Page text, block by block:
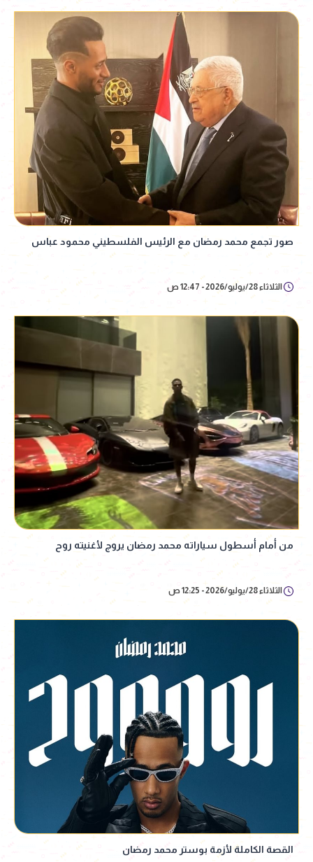
صور تجمع محمد رمضان مع الرئيس الفلسطيني محمود عباس
الثلاثاء 28/يوليو/2026 - 12:47 ص
من أمام أسطول سياراته محمد رمضان يروج لأغنيته روح
الثلاثاء 28/يوليو/2026 - 12:25 ص
القصة الكاملة لأزمة بوستر محمد رمضان